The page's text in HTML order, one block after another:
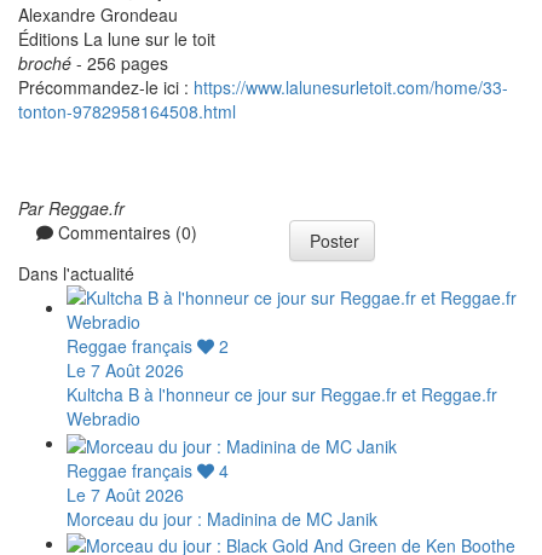
Alexandre Grondeau
Éditions La lune sur le toit
broché - 256 pages
Précommandez-le ici : https://www.lalunesurletoit.com/home/33-
tonton-9782958164508.html
Par Reggae.fr
Commentaires (0)
Poster
Dans l'actualité
Reggae français
2
Le 7 Août 2026
Kultcha B à l'honneur ce jour sur Reggae.fr et Reggae.fr
Webradio
Reggae français
4
Le 7 Août 2026
Morceau du jour : Madinina de MC Janik